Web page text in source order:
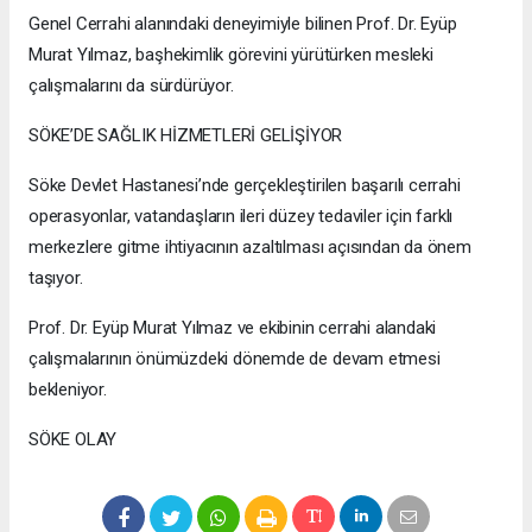
Genel Cerrahi alanındaki deneyimiyle bilinen Prof. Dr. Eyüp
Murat Yılmaz, başhekimlik görevini yürütürken mesleki
çalışmalarını da sürdürüyor.
SÖKE’DE SAĞLIK HİZMETLERİ GELİŞİYOR
Söke Devlet Hastanesi’nde gerçekleştirilen başarılı cerrahi
operasyonlar, vatandaşların ileri düzey tedaviler için farklı
merkezlere gitme ihtiyacının azaltılması açısından da önem
taşıyor.
Prof. Dr. Eyüp Murat Yılmaz ve ekibinin cerrahi alandaki
çalışmalarının önümüzdeki dönemde de devam etmesi
bekleniyor.
SÖKE OLAY